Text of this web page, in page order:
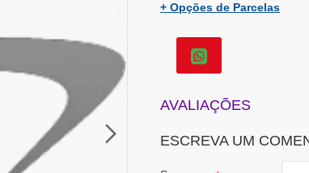
+ Opções de Parcelas
AVALIAÇÕES
ESCREVA UM